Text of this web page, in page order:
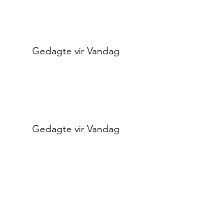
Gedagte vir Vandag
Gedagte vir Vandag